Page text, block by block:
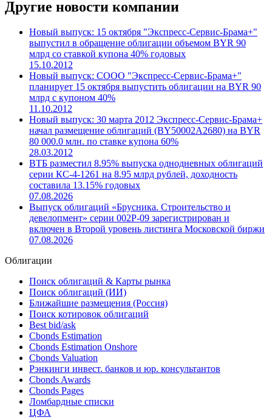
Другие новости компании
Новый выпуск: 15 октября "Экспресс-Сервис-Брама+"
выпустил в обращение облигации объемом BYR 90
млрд со ставкой купона 40% годовых
15.10.2012
Новый выпуск: СООО "Экспресс-Сервис-Брама+"
планирует 15 октября выпустить облигации на BYR 90
млрд с купоном 40%
11.10.2012
Новый выпуск: 30 марта 2012 Экспресс-Сервис-Брама+
начал размещение облигаций (BY50002A2680) на BYR
80 000.0 млн. по ставке купона 60%
28.03.2012
ВТБ разместил 8.95% выпуска однодневных облигаций
серии КС-4-1261 на 8.95 млрд рублей, доходность
составила 13.15% годовых
07.08.2026
Выпуск облигаций «Брусника. Строительство и
девелопмент» серии 002Р-09 зарегистрирован и
включен в Второй уровень листинга Московской биржи
07.08.2026
Облигации
Поиск облигаций & Карты рынка
Поиск облигаций (ИИ)
Ближайшие размещения (Россия)
Поиск котировок облигаций
Best bid/ask
Cbonds Estimation
Cbonds Estimation Onshore
Cbonds Valuation
Рэнкинги инвест. банков и юр. консультантов
Cbonds Awards
Cbonds Pages
Ломбардные списки
ЦФА